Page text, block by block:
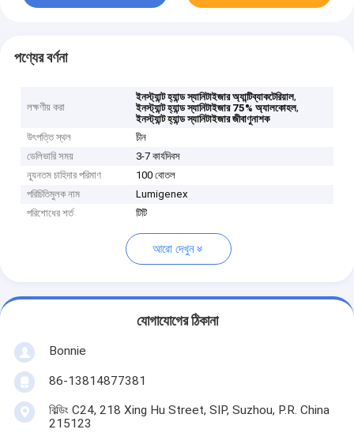
পণ্যের বর্ণনা
লক্ষণীয় করা
ইনস্ট্যান্ট হ্যান্ড স্যানিটাইজার অ্যান্টিব্যাকটেরিয়াল,
ইনস্ট্যান্ট হ্যান্ড স্যানিটাইজার 75% অ্যালকোহল,
ইনস্ট্যান্ট হ্যান্ড স্যানিটাইজার জীবাণুনাশক
উৎপত্তি স্থল
চীন
ডেলিভারি সময়
3-7 কার্যদিবস
ন্যূনতম চাহিদার পরিমাণ
100 বোতল
পরিচিতিমুলক নাম
Lumigenex
পরিশোধের শর্ত
টিটি
আরো দেখুন
যোগাযোগের ঠিকানা
Bonnie
86-13814877381
বিল্ডিং C24, 218 Xing Hu Street, SIP, Suzhou, P.R. China
215123